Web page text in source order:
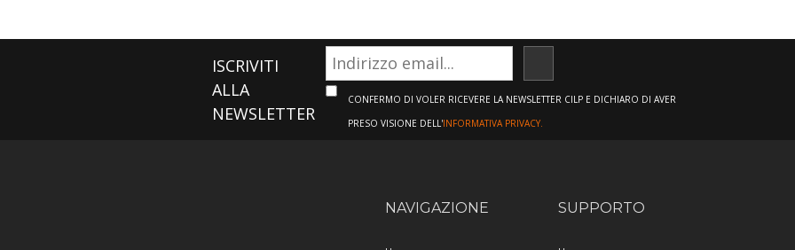
ISCRIVITI
ALLA
NEWSLETTER
CONFERMO DI VOLER RICEVERE LA NEWSLETTER CILP E DICHIARO DI AVER
PRESO VISIONE DELL'INFORMATIVA PRIVACY.
NAVIGAZIONE SUPPORTO